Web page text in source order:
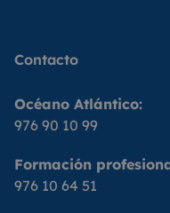
Contacto
Océano Atlántico:
976 90 10 99
Formación
976 10 64 51